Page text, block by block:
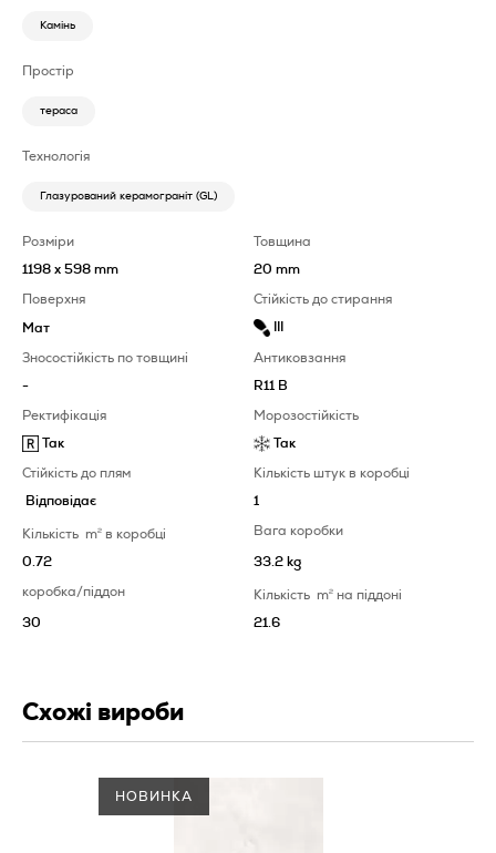
Камінь
Простір
тераса
Технологія
Глазурований керамограніт (GL)
Розміри
1198 x 598 mm
Товщина
20 mm
Поверхня
Мат
Стійкість до стирання
Зносостійкість по товщині
-
Антиковзання
R11 B
Ректифікація
Так
Морозостійкість
Так
Стійкість до плям
Відповідає
Кількість штук в коробці
1
Кількість m2 в коробці
0.72
Вага коробки
33.2 kg
коробка/піддон
30
Кількістьm2 на піддоні
21.6
Схожі вироби
НОВИНКА